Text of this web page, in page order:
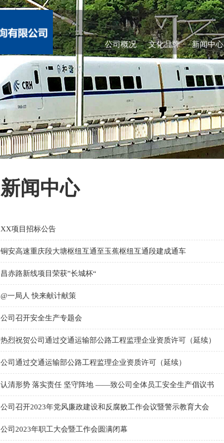
公司概况 文化品牌 新闻中心
新闻中心
XX项目招标公告
铜安高速重庆段大塘枢纽互通至玉蕉枢纽互通段建成通车
昌赤路新线项目荣获”长城杯“
@一局人 快来献计献策
公司召开安全生产专题会
热烈祝贺公司通过交通运输部公路工程监理企业资质许可（延续）
公司通过交通运输部公路工程监理企业资质许可（延续）
认清形势 落实责任 坚守阵地 ——致公司全体员工安全生产倡议书
公司召开2023年党风廉政建设和反腐败工作会议暨警示教育大会
公司2023年职工大会暨工作会圆满闭幕